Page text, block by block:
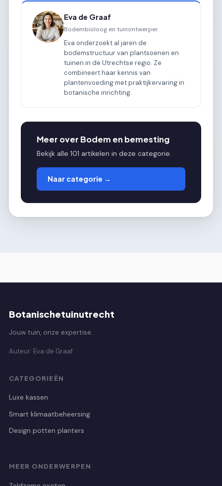
Eva de Graaf
Bodembioloog en tuinontwerper
Eva onderzoekt al jaren de
bodemstructuur van plantsoenen en
tuinen in de Utrechtse regio. Ze
combineert haar kennis van
plantenvoeding met praktijkervaring in
botanische inrichting.
Meer over Bodem en bemesting
Bekijk alle 101 artikelen in deze categorie.
Naar categorie →
Botanischetuinutrecht
Jouw tuin, onze expertise.
Auteur: Eva de Graaf
CATEGORIEËN
Luxe kassen
Smart klimaatbeheersing
Design potten planters
MEER ONDERWERPEN